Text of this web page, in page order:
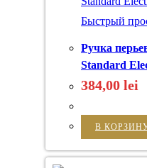
Быстрый
Ручка
Standard
384,00 lei
В